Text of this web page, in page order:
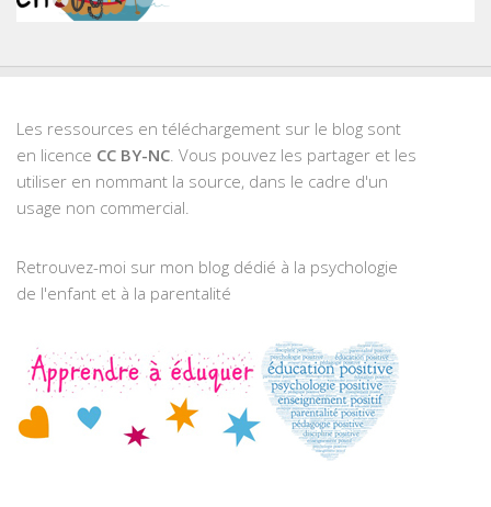
Les ressources en téléchargement sur le blog sont
en licence CC BY-NC. Vous pouvez les partager et les
utiliser en nommant la source, dans le cadre d'un
usage non commercial.
Retrouvez-moi sur mon blog dédié à la psychologie
de l'enfant et à la parentalité